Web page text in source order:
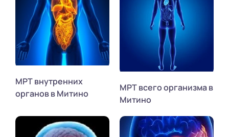
МРТ внутренних
органов в Митино
МРТ всего организма в
Митино